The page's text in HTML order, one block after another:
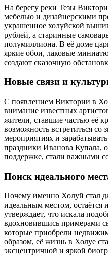
На берегу реки Тезы
мебелью и дизайнерскими
украшенное холуйской
рублей, а старинные
полумиллиона. В её доме
яркие обои, лаковые
создают сказочную
Новые связи и
С появлением Виктории в
внимание известных
жители, ставшие частью её
возможность встретиться со
мероприятиях и
праздники Иванова Купала,
поддержке, стали важными
Поиск идеального
Почему именно Холуй стал
идеальным местом,
утверждает, что искала
вдохновившись примерами
которые приобрели
образом, её жизнь в Холуе
эксцентричной и яркой